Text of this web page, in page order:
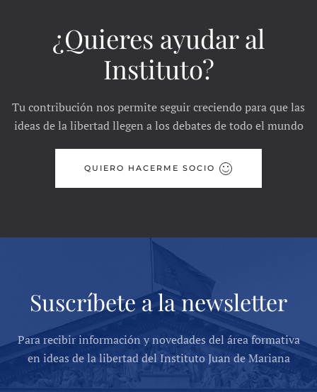
¿Quieres ayudar al
Instituto?
Tu contribución nos permite seguir creciendo para que las
ideas de la libertad llegen a los debates de todo el mundo
QUIERO HACERME SOCIO
Suscríbete a la newsletter
Para recibir información y novedades del área formativa
en ideas de la libertad del Instituto Juan de Mariana